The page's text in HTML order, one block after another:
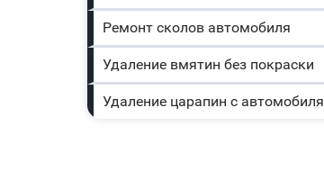
Ремонт сколов автомобиля
Удаление вмятин без покраски
Удаление царапин с автомобиля